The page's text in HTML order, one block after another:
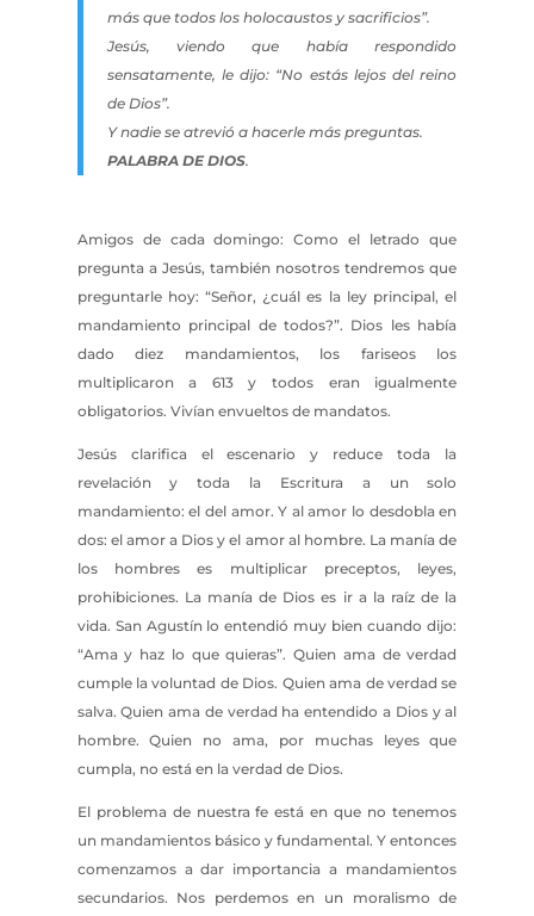
más que todos los holocaustos y sacrificios”.
Jesús, viendo que había respondido
sensatamente, le dijo: “No estás lejos del reino
de Dios”.
Y nadie se atrevió a hacerle más preguntas.
PALABRA DE DIOS.
Amigos de cada domingo: Como el letrado que
pregunta a Jesús, también nosotros tendremos que
preguntarle hoy: “Señor, ¿cuál es la ley principal, el
mandamiento principal de todos?”. Dios les había
dado diez mandamientos, los fariseos los
multiplicaron a 613 y todos eran igualmente
obligatorios. Vivían envueltos de mandatos.
Jesús clarifica el escenario y reduce toda la
revelación y toda la Escritura a un solo
mandamiento: el del amor. Y al amor lo desdobla en
dos: el amor a Dios y el amor al hombre. La manía de
los hombres es multiplicar preceptos, leyes,
prohibiciones. La manía de Dios es ir a la raíz de la
vida. San Agustín lo entendió muy bien cuando dijo:
“Ama y haz lo que quieras”. Quien ama de verdad
cumple la voluntad de Dios. Quien ama de verdad se
salva. Quien ama de verdad ha entendido a Dios y al
hombre. Quien no ama, por muchas leyes que
cumpla, no está en la verdad de Dios.
El problema de nuestra fe está en que no tenemos
un mandamientos básico y fundamental. Y entonces
comenzamos a dar importancia a mandamientos
secundarios. Nos perdemos en un moralismo de